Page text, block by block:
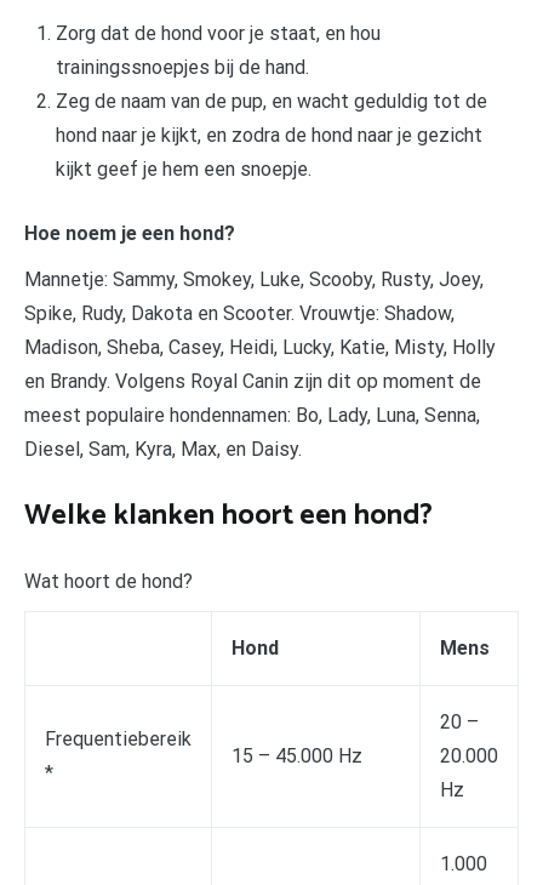
Zorg dat de hond voor je staat, en hou
trainingssnoepjes bij de hand.
Zeg de naam van de pup, en wacht geduldig tot de
hond naar je kijkt, en zodra de hond naar je gezicht
kijkt geef je hem een snoepje.
Hoe noem je een hond?
Mannetje: Sammy, Smokey, Luke, Scooby, Rusty, Joey,
Spike, Rudy, Dakota en Scooter. Vrouwtje: Shadow,
Madison, Sheba, Casey, Heidi, Lucky, Katie, Misty, Holly
en Brandy. Volgens Royal Canin zijn dit op moment de
meest populaire hondennamen: Bo, Lady, Luna, Senna,
Diesel, Sam, Kyra, Max, en Daisy.
Welke klanken hoort een hond?
Wat hoort de hond?
Hond Mens
Frequentiebereik
*
15 – 45.000 Hz
20 –
20.000
Hz
1.000